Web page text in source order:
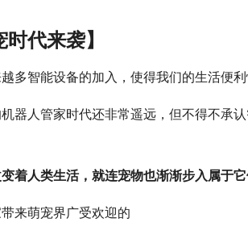
时代来袭】
多智能设备的加入，使得我们的生活便
器人管家时代还非常遥远，但不得不承
着人类生活，就连宠物也渐渐步入属于
来萌宠界广受欢迎的